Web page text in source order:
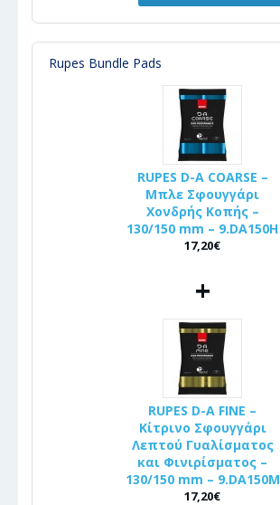
Rupes Bundle Pads
RUPES D-A COARSE –
Μπλε Σφουγγάρι
Χονδρής Κοπής –
130/150 mm – 9.DA150H
17,20€
+
RUPES D-A FINE –
Κίτρινο Σφουγγάρι
Λεπτού Γυαλίσματος
και Φινιρίσματος –
130/150 mm – 9.DA150M
17,20€